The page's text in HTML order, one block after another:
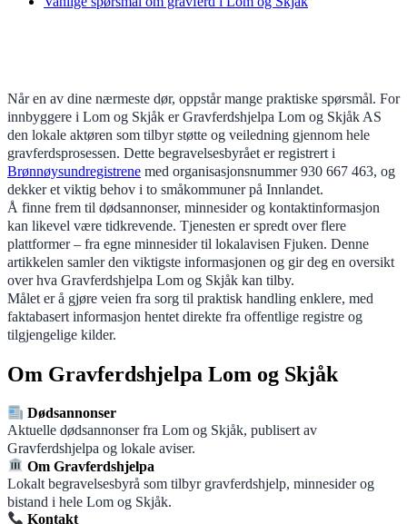
Når en av dine nærmeste dør, oppstår mange praktiske spørsmål. For
innbyggere i Lom og Skjåk er Gravferdshjelpa Lom og Skjåk AS
den lokale aktøren som tilbyr støtte og veiledning gjennom hele
gravferdsprosessen. Dette begravelsesbyrået er registrert i
Brønnøysundregistrene med organisasjonsnummer 930 667 463, og
dekker et viktig behov i to småkommuner på Innlandet.
Å finne frem til dødsannonser, minnesider og kontaktinformasjon
kan likevel være tidkrevende. Tjenesten er spredt over flere
plattformer – fra egne minnesider til lokalavisen Fjuken. Denne
artikkelen samler den viktigste informasjonen og gir deg en oversikt
over hva Gravferdshjelpa Lom og Skjåk kan tilby.
Målet er å gjøre veien fra sorg til praktisk handling enklere, med
faktabasert informasjon hentet direkte fra offentlige registre og
tilgjengelige kilder.
Om Gravferdshjelpa Lom og Skjåk
Dødsannonser
Aktuelle dødsannonser fra Lom og Skjåk, publisert av
Gravferdshjelpa og lokale aviser.
Om Gravferdshjelpa
Lokalt begravelsesbyrå som tilbyr gravferdshjelp, minnesider og
bistand i hele Lom og Skjåk.
Kontakt